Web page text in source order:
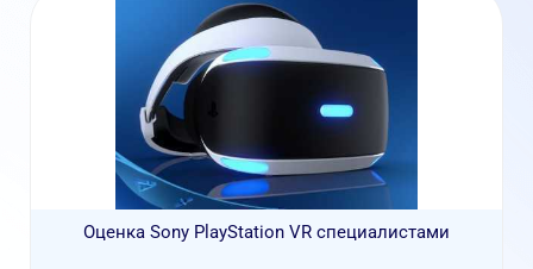
Оценка Sony PlayStation VR специалистами